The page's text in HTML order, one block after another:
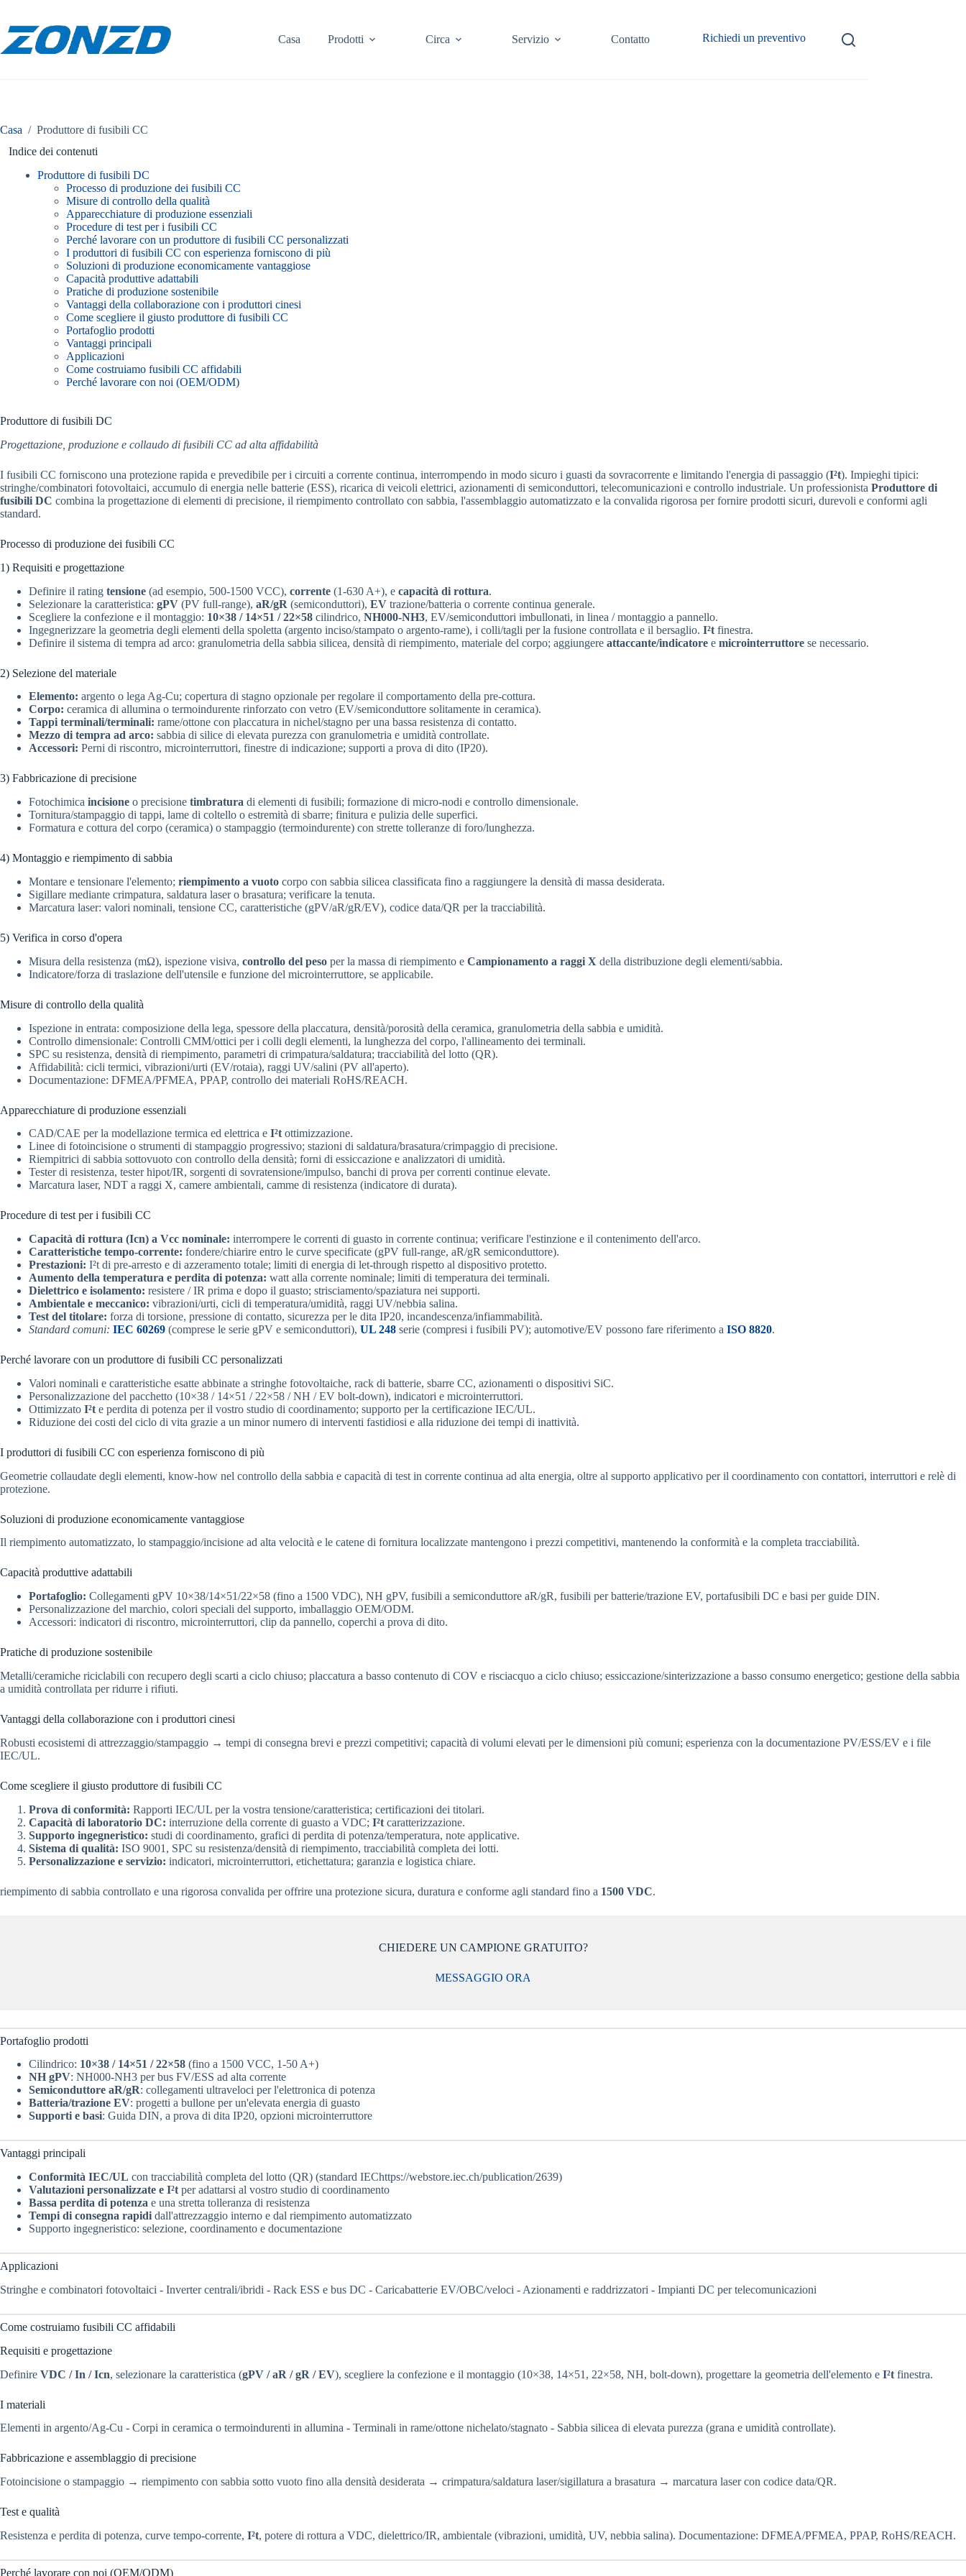
contenuto
Casa Prodotti Circa Servizio Contatto Richiedi un preventivo
Casa / Produttore di fusibili CC
Indice dei contenuti
Produttore di fusibili DC
Processo di produzione dei fusibili CC
Misure di controllo della qualità
Apparecchiature di produzione essenziali
Procedure di test per i fusibili CC
Perché lavorare con un produttore di fusibili CC personalizzati
I produttori di fusibili CC con esperienza forniscono di più
Soluzioni di produzione economicamente vantaggiose
Capacità produttive adattabili
Pratiche di produzione sostenibile
Vantaggi della collaborazione con i produttori cinesi
Come scegliere il giusto produttore di fusibili CC
Portafoglio prodotti
Vantaggi principali
Applicazioni
Come costruiamo fusibili CC affidabili
Perché lavorare con noi (OEM/ODM)
Produttore di fusibili DC
Progettazione, produzione e collaudo di fusibili CC ad alta affidabilità
I fusibili CC forniscono una protezione rapida e prevedibile per i circuiti a corrente continua, interrompendo in modo sicuro i guasti da sovracorrente e limitando l'energia di passaggio (I²t). Impieghi tipici:
stringhe/combinatori fotovoltaici, accumulo di energia nelle batterie (ESS), ricarica di veicoli elettrici, azionamenti di semiconduttori, telecomunicazioni e controllo industriale. Un professionista Produttore di
fusibili DC combina la progettazione di elementi di precisione, il riempimento controllato con sabbia, l'assemblaggio automatizzato e la convalida rigorosa per fornire prodotti sicuri, durevoli e conformi agli
standard.
Processo di produzione dei fusibili CC
1) Requisiti e progettazione
Definire il rating tensione (ad esempio, 500-1500 VCC), corrente (1-630 A+), e capacità di rottura.
Selezionare la caratteristica: gPV (PV full-range), aR/gR (semiconduttori), EV trazione/batteria o corrente continua generale.
Scegliere la confezione e il montaggio: 10×38 / 14×51 / 22×58 cilindrico, NH000-NH3, EV/semiconduttori imbullonati, in linea / montaggio a pannello.
Ingegnerizzare la geometria degli elementi della spoletta (argento inciso/stampato o argento-rame), i colli/tagli per la fusione controllata e il bersaglio. I²t finestra.
Definire il sistema di tempra ad arco: granulometria della sabbia silicea, densità di riempimento, materiale del corpo; aggiungere attaccante/indicatore e microinterruttore se necessario.
2) Selezione del materiale
Elemento: argento o lega Ag-Cu; copertura di stagno opzionale per regolare il comportamento della pre-cottura.
Corpo: ceramica di allumina o termoindurente rinforzato con vetro (EV/semiconduttore solitamente in ceramica).
Tappi terminali/terminali: rame/ottone con placcatura in nichel/stagno per una bassa resistenza di contatto.
Mezzo di tempra ad arco: sabbia di silice di elevata purezza con granulometria e umidità controllate.
Accessori: Perni di riscontro, microinterruttori, finestre di indicazione; supporti a prova di dito (IP20).
3) Fabbricazione di precisione
Fotochimica incisione o precisione timbratura di elementi di fusibili; formazione di micro-nodi e controllo dimensionale.
Tornitura/stampaggio di tappi, lame di coltello o estremità di sbarre; finitura e pulizia delle superfici.
Formatura e cottura del corpo (ceramica) o stampaggio (termoindurente) con strette tolleranze di foro/lunghezza.
4) Montaggio e riempimento di sabbia
Montare e tensionare l'elemento; riempimento a vuoto corpo con sabbia silicea classificata fino a raggiungere la densità di massa desiderata.
Sigillare mediante crimpatura, saldatura laser o brasatura; verificare la tenuta.
Marcatura laser: valori nominali, tensione CC, caratteristiche (gPV/aR/gR/EV), codice data/QR per la tracciabilità.
5) Verifica in corso d'opera
Misura della resistenza (mΩ), ispezione visiva, controllo del peso per la massa di riempimento e Campionamento a raggi X della distribuzione degli elementi/sabbia.
Indicatore/forza di traslazione dell'utensile e funzione del microinterruttore, se applicabile.
Misure di controllo della qualità
Ispezione in entrata: composizione della lega, spessore della placcatura, densità/porosità della ceramica, granulometria della sabbia e umidità.
Controllo dimensionale: Controlli CMM/ottici per i colli degli elementi, la lunghezza del corpo, l'allineamento dei terminali.
SPC su resistenza, densità di riempimento, parametri di crimpatura/saldatura; tracciabilità del lotto (QR).
Affidabilità: cicli termici, vibrazioni/urti (EV/rotaia), raggi UV/salini (PV all'aperto).
Documentazione: DFMEA/PFMEA, PPAP, controllo dei materiali RoHS/REACH.
Apparecchiature di produzione essenziali
CAD/CAE per la modellazione termica ed elettrica e I²t ottimizzazione.
Linee di fotoincisione o strumenti di stampaggio progressivo; stazioni di saldatura/brasatura/crimpaggio di precisione.
Riempitrici di sabbia sottovuoto con controllo della densità; forni di essiccazione e analizzatori di umidità.
Tester di resistenza, tester hipot/IR, sorgenti di sovratensione/impulso, banchi di prova per correnti continue elevate.
Marcatura laser, NDT a raggi X, camere ambientali, camme di resistenza (indicatore di durata).
Procedure di test per i fusibili CC
Capacità di rottura (Icn) a Vcc nominale: interrompere le correnti di guasto in corrente continua; verificare l'estinzione e il contenimento dell'arco.
Caratteristiche tempo-corrente: fondere/chiarire entro le curve specificate (gPV full-range, aR/gR semiconduttore).
Prestazioni: I²t di pre-arresto e di azzeramento totale; limiti di energia di let-through rispetto al dispositivo protetto.
Aumento della temperatura e perdita di potenza: watt alla corrente nominale; limiti di temperatura dei terminali.
Dielettrico e isolamento: resistere / IR prima e dopo il guasto; strisciamento/spaziatura nei supporti.
Ambientale e meccanico: vibrazioni/urti, cicli di temperatura/umidità, raggi UV/nebbia salina.
Test del titolare: forza di torsione, pressione di contatto, sicurezza per le dita IP20, incandescenza/infiammabilità.
Standard comuni: IEC 60269 (comprese le serie gPV e semiconduttori), UL 248 serie (compresi i fusibili PV); automotive/EV possono fare riferimento a ISO 8820.
Perché lavorare con un produttore di fusibili CC personalizzati
Valori nominali e caratteristiche esatte abbinate a stringhe fotovoltaiche, rack di batterie, sbarre CC, azionamenti o dispositivi SiC.
Personalizzazione del pacchetto (10×38 / 14×51 / 22×58 / NH / EV bolt-down), indicatori e microinterruttori.
Ottimizzato I²t e perdita di potenza per il vostro studio di coordinamento; supporto per la certificazione IEC/UL.
Riduzione dei costi del ciclo di vita grazie a un minor numero di interventi fastidiosi e alla riduzione dei tempi di inattività.
I produttori di fusibili CC con esperienza forniscono di più
Geometrie collaudate degli elementi, know-how nel controllo della sabbia e capacità di test in corrente continua ad alta energia, oltre al supporto applicativo per il coordinamento con contattori, interruttori e relè di
protezione.
Soluzioni di produzione economicamente vantaggiose
Il riempimento automatizzato, lo stampaggio/incisione ad alta velocità e le catene di fornitura localizzate mantengono i prezzi competitivi, mantenendo la conformità e la completa tracciabilità.
Capacità produttive adattabili
Portafoglio: Collegamenti gPV 10×38/14×51/22×58 (fino a 1500 VDC), NH gPV, fusibili a semiconduttore aR/gR, fusibili per batterie/trazione EV, portafusibili DC e basi per guide DIN.
Personalizzazione del marchio, colori speciali del supporto, imballaggio OEM/ODM.
Accessori: indicatori di riscontro, microinterruttori, clip da pannello, coperchi a prova di dito.
Pratiche di produzione sostenibile
Metalli/ceramiche riciclabili con recupero degli scarti a ciclo chiuso; placcatura a basso contenuto di COV e risciacquo a ciclo chiuso; essiccazione/sinterizzazione a basso consumo energetico; gestione della sabbia
a umidità controllata per ridurre i rifiuti.
Vantaggi della collaborazione con i produttori cinesi
Robusti ecosistemi di attrezzaggio/stampaggio → tempi di consegna brevi e prezzi competitivi; capacità di volumi elevati per le dimensioni più comuni; esperienza con la documentazione PV/ESS/EV e i file
IEC/UL.
Come scegliere il giusto produttore di fusibili CC
Prova di conformità: Rapporti IEC/UL per la vostra tensione/caratteristica; certificazioni dei titolari.
Capacità di laboratorio DC: interruzione della corrente di guasto a VDC; I²t caratterizzazione.
Supporto ingegneristico: studi di coordinamento, grafici di perdita di potenza/temperatura, note applicative.
Sistema di qualità: ISO 9001, SPC su resistenza/densità di riempimento, tracciabilità completa dei lotti.
Personalizzazione e servizio: indicatori, microinterruttori, etichettatura; garanzia e logistica chiare.
riempimento di sabbia controllato e una rigorosa convalida per offrire una protezione sicura, duratura e conforme agli standard fino a 1500 VDC.
CHIEDERE UN CAMPIONE GRATUITO?
MESSAGGIO ORA
Portafoglio prodotti
Cilindrico: 10×38 / 14×51 / 22×58 (fino a 1500 VCC, 1-50 A+)
NH gPV: NH000-NH3 per bus FV/ESS ad alta corrente
Semiconduttore aR/gR: collegamenti ultraveloci per l'elettronica di potenza
Batteria/trazione EV: progetti a bullone per un'elevata energia di guasto
Supporti e basi: Guida DIN, a prova di dita IP20, opzioni microinterruttore
Vantaggi principali
Conformità IEC/UL con tracciabilità completa del lotto (QR) (standard IEChttps://webstore.iec.ch/publication/2639)
Valutazioni personalizzate e I²t per adattarsi al vostro studio di coordinamento
Bassa perdita di potenza e una stretta tolleranza di resistenza
Tempi di consegna rapidi dall'attrezzaggio interno e dal riempimento automatizzato
Supporto ingegneristico: selezione, coordinamento e documentazione
Applicazioni
Stringhe e combinatori fotovoltaici - Inverter centrali/ibridi - Rack ESS e bus DC - Caricabatterie EV/OBC/veloci - Azionamenti e raddrizzatori - Impianti DC per telecomunicazioni
Come costruiamo fusibili CC affidabili
Requisiti e progettazione
Definire VDC / In / Icn, selezionare la caratteristica (gPV / aR / gR / EV), scegliere la confezione e il montaggio (10×38, 14×51, 22×58, NH, bolt-down), progettare la geometria dell'elemento e I²t finestra.
I materiali
Elementi in argento/Ag-Cu - Corpi in ceramica o termoindurenti in allumina - Terminali in rame/ottone nichelato/stagnato - Sabbia silicea di elevata purezza (grana e umidità controllate).
Fabbricazione e assemblaggio di precisione
Fotoincisione o stampaggio → riempimento con sabbia sotto vuoto fino alla densità desiderata → crimpatura/saldatura laser/sigillatura a brasatura → marcatura laser con codice data/QR.
Test e qualità
Resistenza e perdita di potenza, curve tempo-corrente, I²t, potere di rottura a VDC, dielettrico/IR, ambientale (vibrazioni, umidità, UV, nebbia salina). Documentazione: DFMEA/PFMEA, PPAP, RoHS/REACH.
Perché lavorare con noi (OEM/ODM)